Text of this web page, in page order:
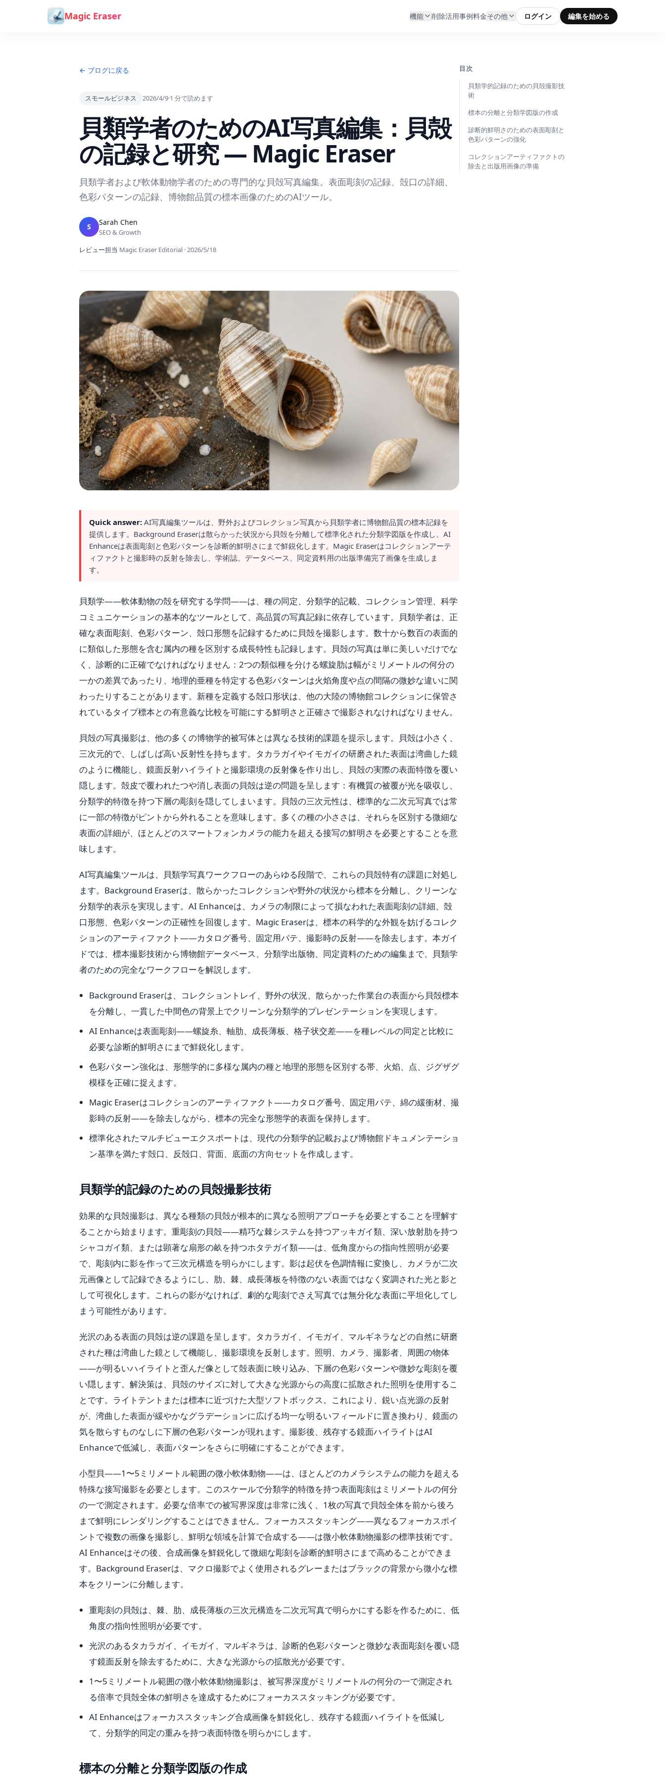
コンテンツへスキップ
Magic Eraser 機能 削除活用事例料金その他 ログイン 編集を始める
← ブログに戻る
スモールビジネス 2026/4/9·1 分で読めます
貝類学者のためのAI写真編集：貝殻
の記録と研究 — Magic Eraser
貝類学者および軟体動物学者のための専門的な貝殻写真編集。表面彫刻の記録、殻口の詳細、
色彩パターンの記録、博物館品質の標本画像のためのAIツール。
S Sarah Chen
SEO & Growth
レビュー担当 Magic Eraser Editorial ·2026/5/18
Quick answer: AI写真編集ツールは、野外およびコレクション写真から貝類学者に博物館品質の標本記録を
提供します。Background Eraserは散らかった状況から貝殻を分離して標準化された分類学図版を作成し、AI
Enhanceは表面彫刻と色彩パターンを診断的鮮明さにまで鮮鋭化します。Magic Eraserはコレクションアーテ
ィファクトと撮影時の反射を除去し、学術誌、データベース、同定資料用の出版準備完了画像を生成しま
す。
貝類学——軟体動物の殻を研究する学問——は、種の同定、分類学的記載、コレクション管理、科学
コミュニケーションの基本的なツールとして、高品質の写真記録に依存しています。貝類学者は、正
確な表面彫刻、色彩パターン、殻口形態を記録するために貝殻を撮影します。数十から数百の表面的
に類似した形態を含む属内の種を区別する成長特性も記録します。貝殻の写真は単に美しいだけでな
く、診断的に正確でなければなりません：2つの類似種を分ける螺旋肋は幅がミリメートルの何分の
一かの差異であったり、地理的亜種を特定する色彩パターンは火焰角度や点の間隔の微妙な違いに関
わったりすることがあります。新種を定義する殻口形状は、他の大陸の博物館コレクションに保管さ
れているタイプ標本との有意義な比較を可能にする鮮明さと正確さで撮影されなければなりません。
貝殻の写真撮影は、他の多くの博物学的被写体とは異なる技術的課題を提示します。貝殻は小さく、
三次元的で、しばしば高い反射性を持ちます。タカラガイやイモガイの研磨された表面は湾曲した鏡
のように機能し、鏡面反射ハイライトと撮影環境の反射像を作り出し、貝殻の実際の表面特徴を覆い
隠します。殻皮で覆われたつや消し表面の貝殻は逆の問題を呈します：有機質の被覆が光を吸収し、
分類学的特徴を持つ下層の彫刻を隠してしまいます。貝殻の三次元性は、標準的な二次元写真では常
に一部の特徴がピントから外れることを意味します。多くの種の小ささは、それらを区別する微細な
表面の詳細が、ほとんどのスマートフォンカメラの能力を超える接写の鮮明さを必要とすることを意
味します。
AI写真編集ツールは、貝類学写真ワークフローのあらゆる段階で、これらの貝殻特有の課題に対処し
ます。Background Eraserは、散らかったコレクションや野外の状況から標本を分離し、クリーンな
分類学的表示を実現します。AI Enhanceは、カメラの制限によって損なわれた表面彫刻の詳細、殻
口形態、色彩パターンの正確性を回復します。Magic Eraserは、標本の科学的な外観を妨げるコレク
ションのアーティファクト——カタログ番号、固定用パテ、撮影時の反射——を除去します。本ガイ
ドでは、標本撮影技術から博物館データベース、分類学出版物、同定資料のための編集まで、貝類学
者のための完全なワークフローを解説します。
Background Eraserは、コレクショントレイ、野外の状況、散らかった作業台の表面から貝殻標本
を分離し、一貫した中間色の背景上でクリーンな分類学的プレゼンテーションを実現します。
AI Enhanceは表面彫刻——螺旋糸、軸肋、成長薄板、格子状交差——を種レベルの同定と比較に
必要な診断的鮮明さにまで鮮鋭化します。
色彩パターン強化は、形態学的に多様な属内の種と地理的形態を区別する帯、火焰、点、ジグザグ
模様を正確に捉えます。
Magic Eraserはコレクションのアーティファクト——カタログ番号、固定用パテ、綿の緩衝材、撮
影時の反射——を除去しながら、標本の完全な形態学的表面を保持します。
標準化されたマルチビューエクスポートは、現代の分類学的記載および博物館ドキュメンテーショ
ン基準を満たす殻口、反殻口、背面、底面の方向セットを作成します。
貝類学的記録のための貝殻撮影技術
効果的な貝殻撮影は、異なる種類の貝殻が根本的に異なる照明アプローチを必要とすることを理解す
ることから始まります。重彫刻の貝殻——精巧な棘システムを持つアッキガイ類、深い放射肋を持つ
シャコガイ類、または顕著な扇形の畝を持つホタテガイ類——は、低角度からの指向性照明が必要
で、彫刻内に影を作って三次元構造を明らかにします。影は起伏を色調情報に変換し、カメラが二次
元画像として記録できるようにし、肋、棘、成長薄板を特徴のない表面ではなく変調された光と影と
して可視化します。これらの影がなければ、劇的な彫刻でさえ写真では無分化な表面に平坦化してし
まう可能性があります。
光沢のある表面の貝殻は逆の課題を呈します。タカラガイ、イモガイ、マルギネラなどの自然に研磨
された種は湾曲した鏡として機能し、撮影環境を反射します。照明、カメラ、撮影者、周囲の物体
——が明るいハイライトと歪んだ像として殻表面に映り込み、下層の色彩パターンや微妙な彫刻を覆
い隠します。解決策は、貝殻のサイズに対して大きな光源からの高度に拡散された照明を使用するこ
とです。ライトテントまたは標本に近づけた大型ソフトボックス。これにより、鋭い点光源の反射
が、湾曲した表面が緩やかなグラデーションに広げる均一な明るいフィールドに置き換わり、鏡面の
気を散らすものなしに下層の色彩パターンが現れます。撮影後、残存する鏡面ハイライトはAI
Enhanceで低減し、表面パターンをさらに明確にすることができます。
小型貝——1〜5ミリメートル範囲の微小軟体動物——は、ほとんどのカメラシステムの能力を超える
特殊な接写撮影を必要とします。このスケールで分類学的特徴を持つ表面彫刻はミリメートルの何分
の一で測定されます。必要な倍率での被写界深度は非常に浅く、1枚の写真で貝殻全体を前から後ろ
まで鮮明にレンダリングすることはできません。フォーカススタッキング——異なるフォーカスポイ
ントで複数の画像を撮影し、鮮明な領域を計算で合成する——は微小軟体動物撮影の標準技術です。
AI Enhanceはその後、合成画像を鮮鋭化して微細な彫刻を診断的鮮明さにまで高めることができま
す。Background Eraserは、マクロ撮影でよく使用されるグレーまたはブラックの背景から微小な標
本をクリーンに分離します。
重彫刻の貝殻は、棘、肋、成長薄板の三次元構造を二次元写真で明らかにする影を作るために、低
角度の指向性照明が必要です。
光沢のあるタカラガイ、イモガイ、マルギネラは、診断的色彩パターンと微妙な表面彫刻を覆い隠
す鏡面反射を除去するために、大きな光源からの拡散光が必要です。
1〜5ミリメートル範囲の微小軟体動物撮影は、被写界深度がミリメートルの何分の一で測定され
る倍率で貝殻全体の鮮明さを達成するためにフォーカススタッキングが必要です。
AI Enhanceはフォーカススタッキング合成画像を鮮鋭化し、残存する鏡面ハイライトを低減し
て、分類学的同定の重みを持つ表面特徴を明らかにします。
標本の分離と分類学図版の作成
目次
貝類学的記録のための貝殻撮影技
術
標本の分離と分類学図版の作成
診断的鮮明さのための表面彫刻と
色彩パターンの強化
コレクションアーティファクトの
除去と出版用画像の準備